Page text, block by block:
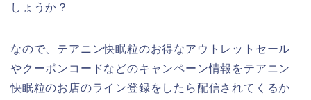
しょうか？
なので、テアニン快眠粒のお得なアウトレットセール
やクーポンコードなどのキャンペーン情報をテアニン
快眠粒のお店のライン登録をしたら配信されてくるか